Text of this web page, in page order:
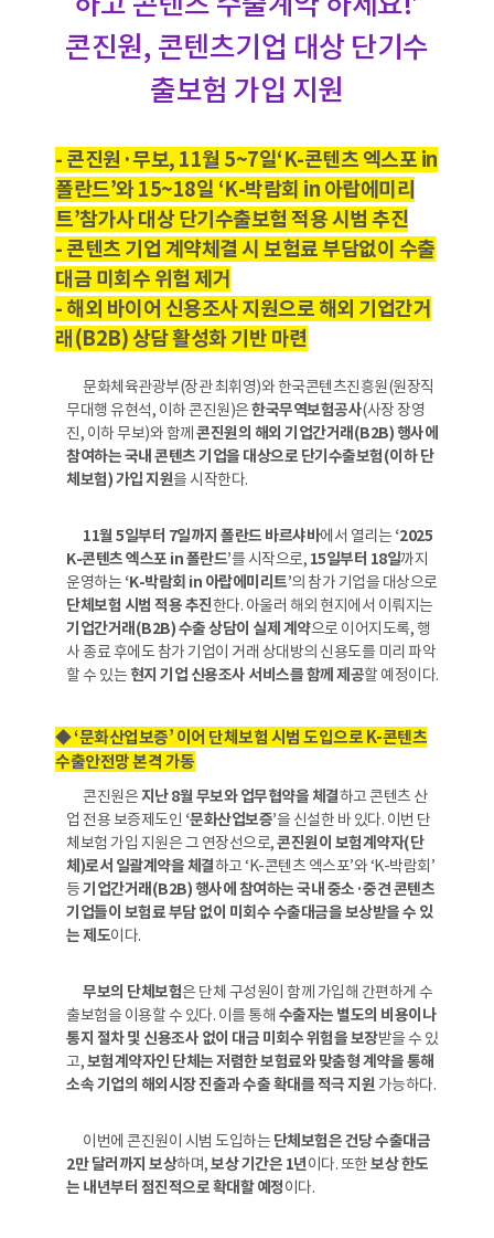
콘진원, 콘텐츠기업 대상 단기수
출보험 가입 지원
- 콘진원·무보, 11월 5~7일‘K-콘텐츠 엑스포 in
폴란드’와 15~18일 ‘K-박람회 in 아랍에미리
트’참가사 대상 단기수출보험 적용 시범 추진
- 콘텐츠 기업 계약체결 시 보험료 부담없이 수출
대금 미회수 위험 제거
- 해외 바이어 신용조사 지원으로 해외 기업간거
래(B2B) 상담 활성화 기반 마련
문화체육관광부(장관 최휘영)와 한국콘텐츠진흥원(원장직
무대행 유현석, 이하 콘진원)은한국무역보험공사(사장 장영
진, 이하 무보)와 함께콘진원의 해외 기업간거래(B2B) 행사에
참여하는 국내 콘텐츠 기업을 대상으로 단기수출보험(이하 단
체보험) 가입 지원을 시작한다.
11월 5일부터 7일까지 폴란드 바르샤바에서 열리는 ‘2025
K-콘텐츠 엑스포 in 폴란드’를 시작으로, 15일부터 18일까지
운영하는 ‘K-박람회 in 아랍에미리트’의 참가 기업을 대상으로
단체보험 시범 적용 추진한다. 아울러 해외 현지에서 이뤄지는
기업간거래(B2B) 수출 상담이 실제 계약으로 이어지도록, 행
사 종료 후에도 참가 기업이 거래 상대방의 신용도를 미리 파악
할 수 있는 현지 기업 신용조사 서비스를 함께 제공할 예정이다.
◆ ‘문화산업보증’ 이어 단체보험 시범 도입으로 K-콘텐츠
수출안전망 본격 가동
콘진원은지난 8월 무보와 업무협약을 체결하고 콘텐츠 산
업 전용 보증제도인 ‘문화산업보증’을 신설한 바 있다. 이번 단
체보험 가입 지원은 그 연장선으로,콘진원이 보험계약자(단
체)로서 일괄계약을 체결하고 ‘K-콘텐츠 엑스포’와 ‘K-박람회’
등기업간거래(B2B) 행사에 참여하는 국내 중소·중견 콘텐츠
기업들이 보험료 부담 없이 미회수 수출대금을 보상받을 수 있
는 제도이다.
무보의 단체보험은 단체 구성원이 함께 가입해 간편하게 수
출보험을 이용할 수 있다. 이를 통해 수출자는 별도의 비용이나
통지 절차 및 신용조사 없이 대금 미회수 위험을 보장받을 수 있
고,보험계약자인 단체는 저렴한 보험료와 맞춤형 계약을 통해
소속 기업의 해외시장 진출과 수출 확대를 적극 지원 가능하다.
이번에 콘진원이 시범 도입하는 단체보험은 건당 수출대금
2만 달러까지 보상하며,보상 기간은 1년이다. 또한보상 한도
는 내년부터 점진적으로 확대할 예정이다.